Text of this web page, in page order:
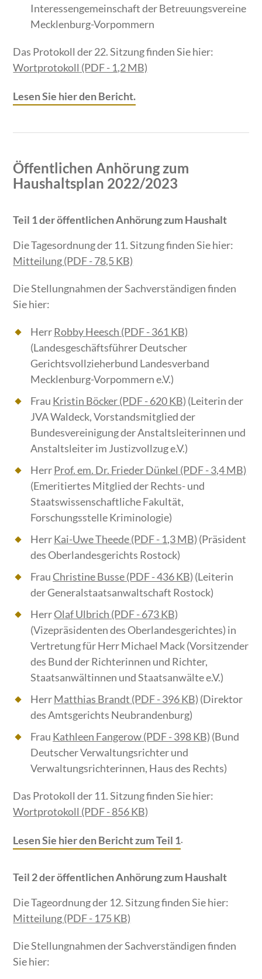
Interessengemeinschaft der Betreuungsvereine
Mecklenburg-Vorpommern
Das Protokoll der 22. Sitzung finden Sie hier:
Wortprotokoll (PDF - 1,2 MB)
Lesen Sie hier den Bericht.
Öffentlichen Anhörung zum
Haushaltsplan 2022/2023
Teil 1 der öffentlichen Anhörung zum Haushalt
Die Tagesordnung der 11. Sitzung finden Sie hier:
Mitteilung(PDF - 78,5 KB)
Die Stellungnahmen der Sachverständigen finden
Sie hier:
HerrRobby Heesch (PDF - 361 KB)
(Landesgeschäftsführer Deutscher
Gerichtsvollzieherbund Landesverband
Mecklenburg-Vorpommern e.V.)
Frau Kristin Böcker(PDF - 620 KB) (Leiterin der
JVA Waldeck, Vorstandsmitglied der
Bundesvereinigung der Anstaltsleiterinnen und
Anstaltsleiter im Justizvollzug e.V.)
HerrProf. em. Dr. Frieder Dünkel (PDF - 3,4 MB)
(Emeritiertes Mitglied der Rechts- und
Staatswissenschaftliche Fakultät,
Forschungsstelle Kriminologie)
HerrKai-Uwe Theede(PDF - 1,3 MB) (Präsident
des Oberlandesgerichts Rostock)
FrauChristine Busse(PDF - 436 KB) (Leiterin
der Generalstaatsanwaltschaft Rostock)
HerrOlaf Ulbrich (PDF - 673 KB)
(Vizepräsidenten des Oberlandesgerichtes) in
Vertretung für Herr Michael Mack (Vorsitzender
des Bund der Richterinnen und Richter,
Staatsanwältinnen und Staatsanwälte e.V.)
HerrMatthias Brandt (PDF - 396 KB) (Direktor
des Amtsgerichts Neubrandenburg)
Frau Kathleen Fangerow(PDF - 398 KB) (Bund
Deutscher Verwaltungsrichter und
Verwaltungsrichterinnen, Haus des Rechts)
Das Protokoll der 11. Sitzung finden Sie hier:
Wortprotokoll (PDF - 856 KB)
Lesen Sie hier den Bericht zum Teil 1.
Teil 2 der öffentlichen Anhörung zum Haushalt
Die Tageordnung der 12. Sitzung finden Sie hier:
Mitteilung(PDF - 175 KB)
Die Stellungnahmen der Sachverständigen finden
Sie hier: